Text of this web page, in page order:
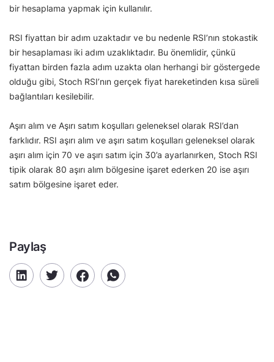
bir hesaplama yapmak için kullanılır.
RSI fiyattan bir adım uzaktadır ve bu nedenle RSI’nın stokastik
bir hesaplaması iki adım uzaklıktadır. Bu önemlidir, çünkü
fiyattan birden fazla adım uzakta olan herhangi bir göstergede
olduğu gibi, Stoch RSI’nın gerçek fiyat hareketinden kısa süreli
bağlantıları kesilebilir.
Aşırı alım ve Aşırı satım koşulları geleneksel olarak RSI’dan
farklıdır. RSI aşırı alım ve aşırı satım koşulları geleneksel olarak
aşırı alım için 70 ve aşırı satım için 30’a ayarlanırken, Stoch RSI
tipik olarak 80 aşırı alım bölgesine işaret ederken 20 ise aşırı
satım bölgesine işaret eder.
Paylaş